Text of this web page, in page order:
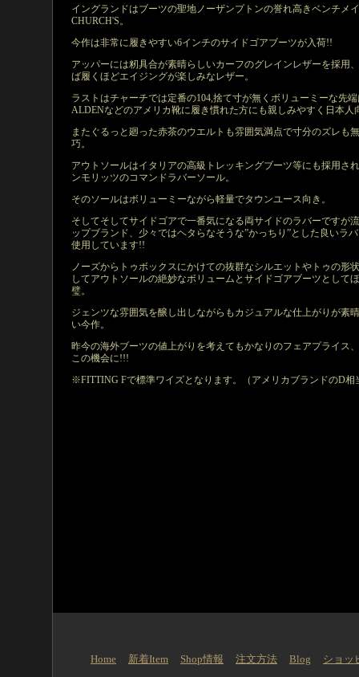
イングランドはブーツの聖地ノーザンプトンの誉れ高きベンチメ
CHURCH'S。
今作は非常に履きやすい6インチのサイドゴアブーツが入荷!!
アッパーには籾具合が素晴らしいカーフのグレインレザーを採用
ば履くほどエイジングが楽しみなレザー。
ラストはチャーチでは定番の104,捨て寸が無くボリューミーな先端
ALDENなどのアメリカ靴に履き慣れた方にも親しみやすく日本人
またぐるっと廻った赤茶のウエルトも雰囲気満点で寸分のズレも
巧。
アウトソールはイタリアの高級トレッキングブーツ等にも採用さ
ンモリッツのコマンドラバーソール。
そのソールはボリューミーながら軽量でタウンユース向き。
そしてそしてサイドゴアで一番気になる両サイドのラバーですが
ップブランド、少々ではヘタらなそうな”かっちり”とした良いラ
使用しています!!
ノーズからトゥボックスにかけての抜群なシルエットやトゥの形
してアウトソールの絶妙なボリュームとサイドゴアブーツとして
璧。
ジェンツな雰囲気を醸し出しながらもカジュアルな仕上がりが素
い今作。
昨今の海外ブーツの値上がりを考えてもかなりのフェアプライス
この機会に!!!
※FITTING Fで標準ワイズとなります。（アメリカブランドのD相
Home 新着Item Shop情報 注文方法 Blog
ショッ